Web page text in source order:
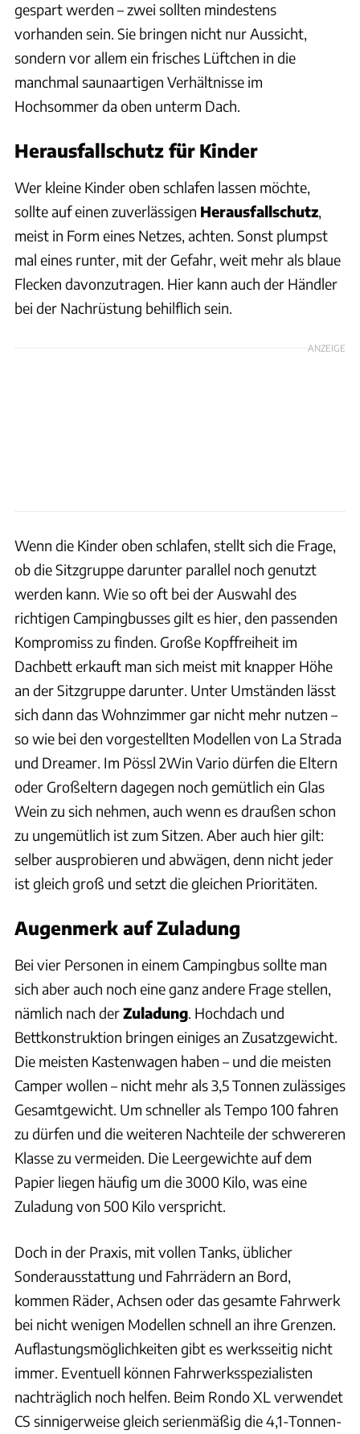
gespart werden – zwei sollten mindestens
vorhanden sein. Sie bringen nicht nur Aussicht,
sondern vor allem ein frisches Lüftchen in die
manchmal saunaartigen Verhältnisse im
Hochsommer da oben unterm Dach.
Herausfallschutz für Kinder
Wer kleine Kinder oben schlafen lassen möchte,
sollte auf einen zuverlässigen Herausfallschutz,
meist in Form eines Netzes, achten. Sonst plumpst
mal eines runter, mit der Gefahr, weit mehr als blaue
Flecken davonzutragen. Hier kann auch der Händler
bei der Nachrüstung behilflich sein.
ANZEIGE
Wenn die Kinder oben schlafen, stellt sich die Frage,
ob die Sitzgruppe darunter parallel noch genutzt
werden kann. Wie so oft bei der Auswahl des
richtigen Campingbusses gilt es hier, den passenden
Kompromiss zu finden. Große Kopffreiheit im
Dachbett erkauft man sich meist mit knapper Höhe
an der Sitzgruppe darunter. Unter Umständen lässt
sich dann das Wohnzimmer gar nicht mehr nutzen –
so wie bei den vorgestellten Modellen von La Strada
und Dreamer. Im Pössl 2Win Vario dürfen die Eltern
oder Großeltern dagegen noch gemütlich ein Glas
Wein zu sich nehmen, auch wenn es draußen schon
zu ungemütlich ist zum Sitzen. Aber auch hier gilt:
selber ausprobieren und abwägen, denn nicht jeder
ist gleich groß und setzt die gleichen Prioritäten.
Augenmerk auf Zuladung
Bei vier Personen in einem Campingbus sollte man
sich aber auch noch eine ganz andere Frage stellen,
nämlich nach derZuladung. Hochdach und
Bettkonstruktion bringen einiges an Zusatzgewicht.
Die meisten Kastenwagen haben – und die meisten
Camper wollen – nicht mehr als 3,5 Tonnen zulässiges
Gesamtgewicht. Um schneller als Tempo 100 fahren
zu dürfen und die weiteren Nachteile der schwereren
Klasse zu vermeiden. Die Leergewichte auf dem
Papier liegen häufig um die 3000 Kilo, was eine
Zuladung von 500 Kilo verspricht.
Doch in der Praxis, mit vollen Tanks, üblicher
Sonderausstattung und Fahrrädern an Bord,
kommen Räder, Achsen oder das gesamte Fahrwerk
bei nicht wenigen Modellen schnell an ihre Grenzen.
Auflastungsmöglichkeiten gibt es werksseitig nicht
immer. Eventuell können Fahrwerksspezialisten
nachträglich noch helfen. Beim Rondo XL verwendet
CS sinnigerweise gleich serienmäßig die 4,1-Tonnen-